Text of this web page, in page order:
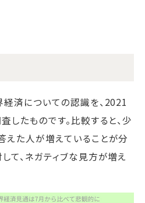
経済についての認識を、2021
たものです。比較すると、少
えた人が増えていることが分
て、ネガティブな見方が増え